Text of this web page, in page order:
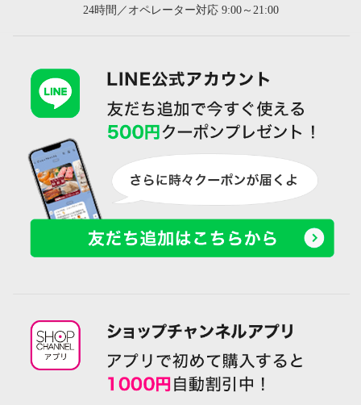
24時間／オペレーター対応 9:00～21:00